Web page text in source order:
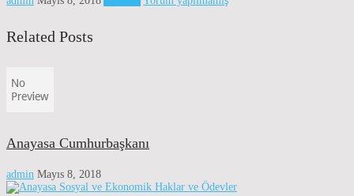
Related Posts
Anayasa Cumhurbaşkanı
admin Mayıs 8, 2018